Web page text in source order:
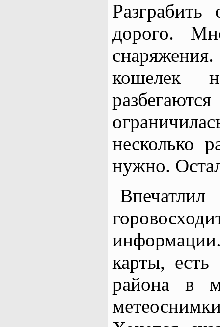
дорого.
кошелек
несколько
нужно.
карты,
района в